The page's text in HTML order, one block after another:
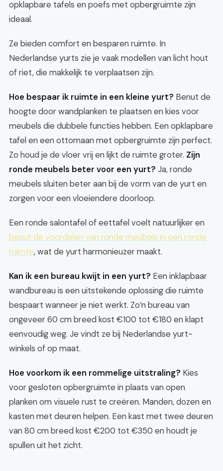
opklapbare tafels en poefs met opbergruimte zijn
ideaal.
Ze bieden comfort en besparen ruimte. In
Nederlandse yurts zie je vaak modellen van licht hout
of riet, die makkelijk te verplaatsen zijn.
Hoe bespaar ik ruimte in een kleine yurt? Benut de
hoogte door wandplanken te plaatsen en kies voor
meubels die dubbele functies hebben. Een opklapbare
tafel en een ottomaan met opbergruimte zijn perfect.
Zo houd je de vloer vrij en lijkt de ruimte groter. Zijn
ronde meubels beter voor een yurt? Ja, ronde
meubels sluiten beter aan bij de vorm van de yurt en
zorgen voor een vloeiendere doorloop.
Een ronde salontafel of eettafel voelt natuurlijker en
benut de voordelen van ronde meubels in een ronde
ruimte, wat de yurt harmonieuzer maakt.
Kan ik een bureau kwijt in een yurt? Een inklapbaar
wandbureau is een uitstekende oplossing die ruimte
bespaart wanneer je niet werkt. Zo’n bureau van
ongeveer 60 cm breed kost €100 tot €180 en klapt
eenvoudig weg. Je vindt ze bij Nederlandse yurt-
winkels of op maat.
Hoe voorkom ik een rommelige uitstraling? Kies
voor gesloten opbergruimte in plaats van open
planken om visuele rust te creëren. Manden, dozen en
kasten met deuren helpen. Een kast met twee deuren
van 80 cm breed kost €200 tot €350 en houdt je
spullen uit het zicht.